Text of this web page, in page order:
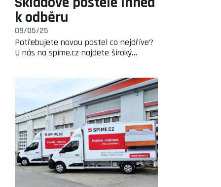
k odběru
09/05/25
Potřebujete novou postel co nejdříve?
U nás na spíme.cz najdete široký…